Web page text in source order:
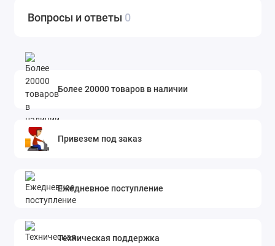
Вопросы и ответы 0
Более 20000 товаров в наличии
Привезем под заказ
Ежедневное поступление
Техническая поддержка